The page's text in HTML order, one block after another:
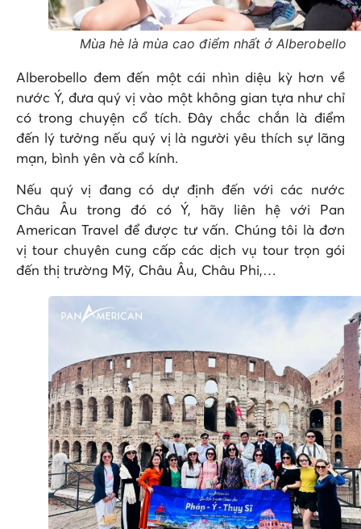
Mùa hè là mùa cao điểm nhất ở Alberobello
Alberobello đem đến một cái nhìn diệu kỳ hơn về
nước Ý, đưa quý vị vào một không gian tựa như chỉ
có trong chuyện cổ tích. Đây chắc chắn là điểm
đến lý tưởng nếu quý vị là người yêu thích sự lãng
mạn, bình yên và cổ kính.
Nếu quý vị đang có dự định đến với các nước
Châu Âu trong đó có Ý, hãy liên hệ với Pan
American Travel để được tư vấn. Chúng tôi là đơn
vị tour chuyên cung cấp các dịch vụ tour trọn gói
đến thị trường Mỹ, Châu Âu, Châu Phi,…